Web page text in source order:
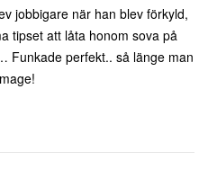
jobbigare när han blev förkyld,
tipset att låta honom sova på
Funkade perfekt.. så länge man